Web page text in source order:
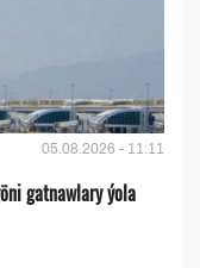
05.08.2026 - 11:11
gatnawlary ýola